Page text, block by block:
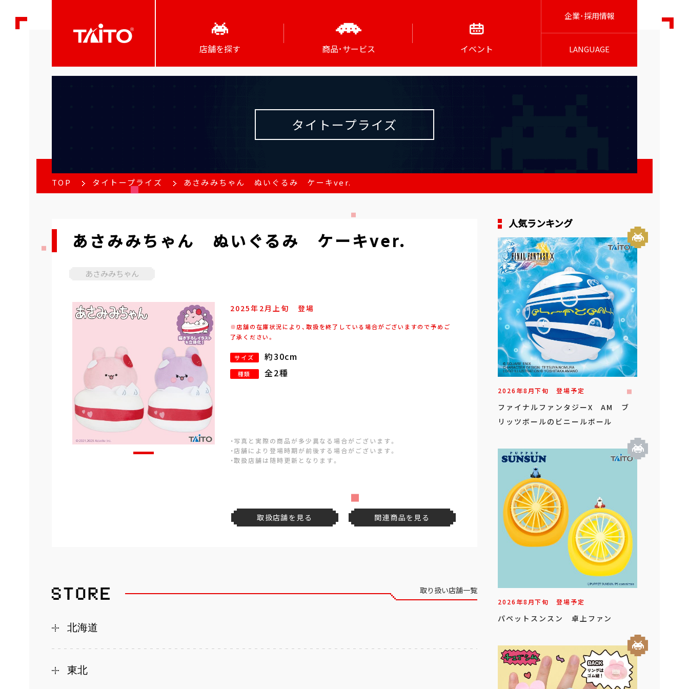
店舗を探す 商品･サービス イベント
企業･採用情報
LANGUAGE
タイトープライズ
TOP タイトープライズ あさみみちゃん ぬいぐるみ ケーキver.
あさみみちゃん ぬいぐるみ ケーキver.
あさみみちゃん
2025年 2月上旬 登場
※店舗の在庫状況により、取扱を終了している場合がございますので予めご
了承ください。
サイズ 約30cm
種類 全2種
・写真と実際の商品が多少異なる場合がございます。
・店舗により登場時期が前後する場合がございます。
・取扱店舗は随時更新となります。
取扱店舗を見る 関連商品を見る
取り扱い店舗一覧
北海道
東北
人気ランキング
2026年8月下旬 登場予定
ファイナルファンタジーX AM ブ
リッツボールのビニールボール
2026年8月下旬 登場予定
パペットスンスン 卓上ファン